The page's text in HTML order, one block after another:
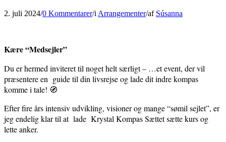
2. juli 2024/0 Kommentarer/i Arrangementer/af Súsanna
Kære “Medsejler”
Du er hermed inviteret til noget helt særligt – …et event, der vil
præsentere en guide til din livsrejse og lade dit indre kompas
komme i tale! 🧭
Efter fire års intensiv udvikling, visioner og mange “sømil sejlet”, er
jeg endelig klar til at lade Krystal Kompas Sættet sætte kurs og
lette anker.